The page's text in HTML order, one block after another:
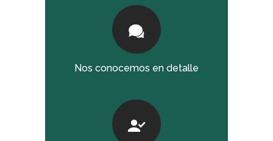
Nos conocemos en detalle